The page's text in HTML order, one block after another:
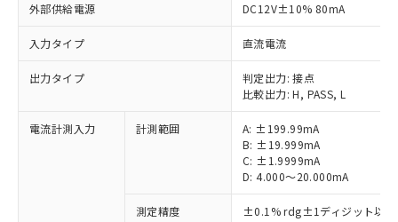
外部供給電源 DC12V±10% 80mA
入力タイプ 直流電流
出力タイプ
判定出力: 接点
比較出力: H, PASS, L
電流計測入力 計測範囲
A: ±199.99mA
B: ±19.999mA
C: ±1.9999mA
D: 4.000～20.000mA
測定精度 ±0.1% rdg±1ディジット以下